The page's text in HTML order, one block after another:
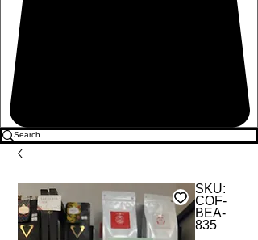
SKU:
COF-
BEA-
835